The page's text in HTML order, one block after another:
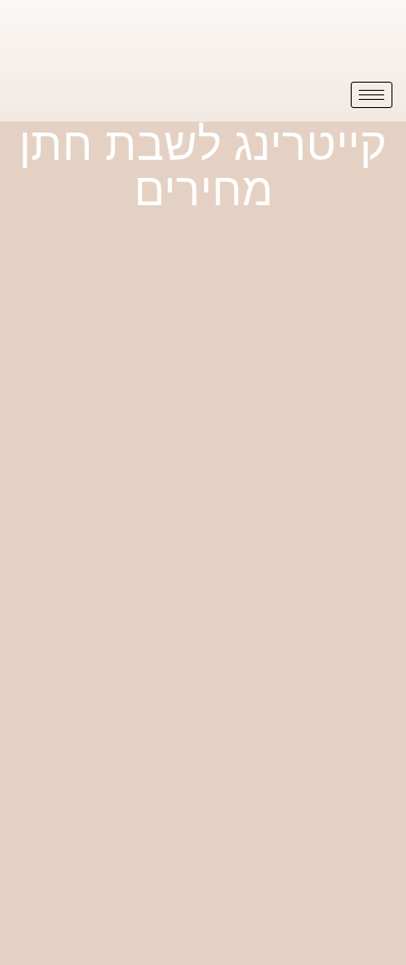
קייטרינג לשבת חתן
מחירים